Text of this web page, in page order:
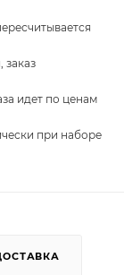
заказ
идет по ценам
при наборе